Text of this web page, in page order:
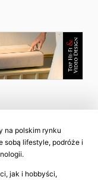
na polskim rynku
sobą lifestyle, podróże i
jak i hobbyści,